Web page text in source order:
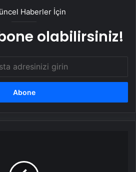
Haberler İçin
olabilirsiniz!